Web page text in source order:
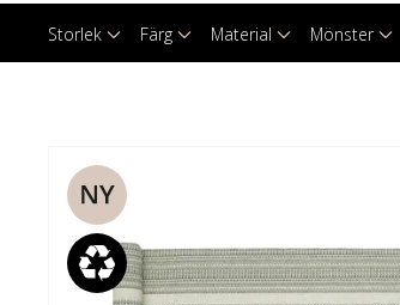
Storlek Färg Material Mönster